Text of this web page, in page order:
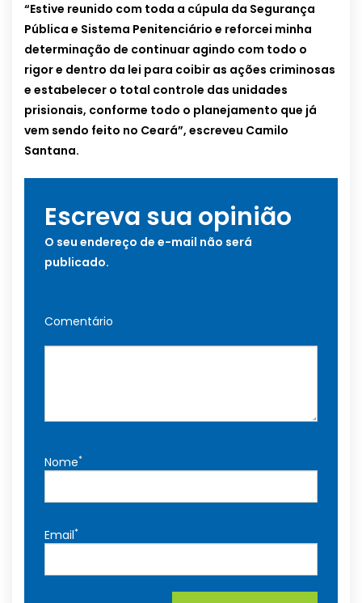
“Estive reunido com toda a cúpula da Segurança
Pública e Sistema Penitenciário e reforcei minha
determinação de continuar agindo com todo o
rigor e dentro da lei para coibir as ações criminosas
e estabelecer o total controle das unidades
prisionais, conforme todo o planejamento que já
vem sendo feito no Ceará”, escreveu Camilo
Santana.
Escreva sua opinião
O seu endereço de e-mail não será
publicado.
Comentário
Nome*
Email*